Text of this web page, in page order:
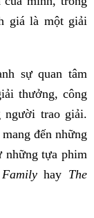
giá là một giải
sự quan tâm
thưởng, công
người trao giải.
đến những
những tựa phim
Familyhay The